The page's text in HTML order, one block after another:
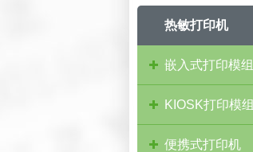
热敏打印机
嵌入式打印模组
KIOSK打印模组
便携式打印机